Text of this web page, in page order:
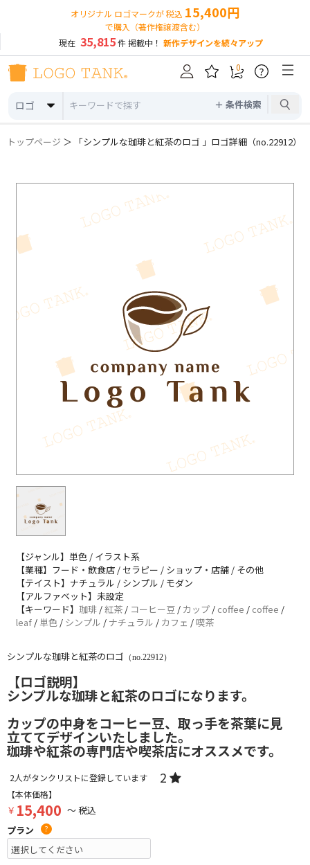
オリジナル ロゴマークが 税込 15,400円
で購入（著作権譲渡含む）
現在 35,815件 掲載中！ 新作デザインを続々アップ
ロゴ ＋ 条件検索
0 ?
トップページ ＞ 「シンプルな珈琲と紅茶のロゴ 」ロゴ詳細（no.22912）
【ジャンル】単色 / イラスト系
【業種】フード・飲食店 / セラピー / ショップ・店舗 / その他
【テイスト】ナチュラル / シンプル / モダン
【アルファベット】未設定
【キーワード】 珈琲 /紅茶 / コーヒー豆 / カップ / coffee / coffee /
leaf /単色 / シンプル / ナチュラル / カフェ /喫茶
シンプルな珈琲と紅茶のロゴ （no.22912）
【ロゴ説明】
シンプルな珈琲と紅茶のロゴになります。
カップの中身をコーヒー豆、取っ手を茶葉に見
立ててデザインいたしました。
珈琲や紅茶の専門店や喫茶店にオススメです。
2人がタンクリストに登録しています 2
【本体価格】
￥ 15,400 ～ 税込
プラン
?